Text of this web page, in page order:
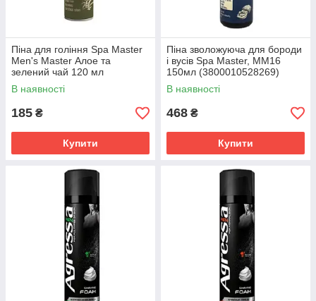
Піна для гоління Spa Master
Men's Master Алое та
зелений чай 120 мл
(3800010528184)
В наявності
185 ₴
Купити
Піна зволожуюча для бороди
і вусів Spa Master, MM16
150мл (3800010528269)
В наявності
468 ₴
Купити